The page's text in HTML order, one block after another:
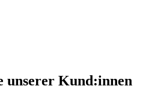
unserer Kund:innen